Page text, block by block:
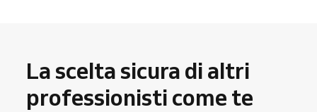
La scelta sicura di altri
professionisti come te